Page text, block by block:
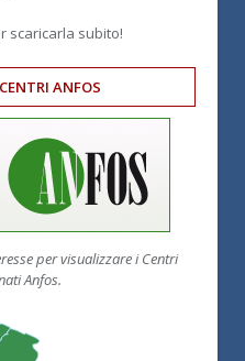
scaricarla subito!
ANFOS
per visualizzare i Centri
Anfos.